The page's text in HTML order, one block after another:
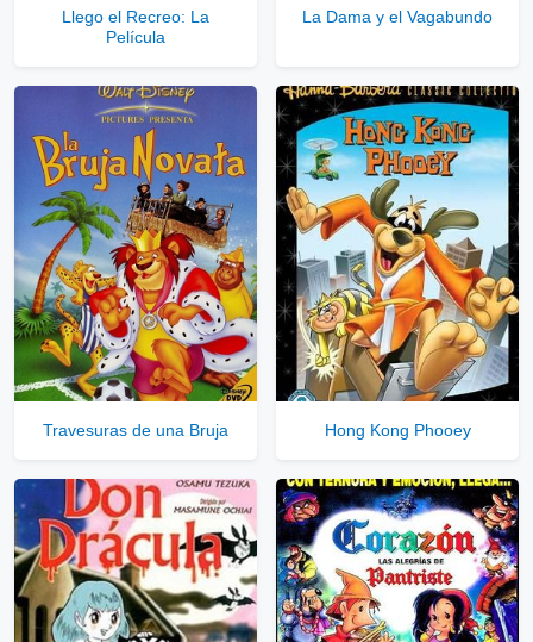
Llego el Recreo: La
Película
La Dama y el Vagabundo
Travesuras de una Bruja Hong Kong Phooey